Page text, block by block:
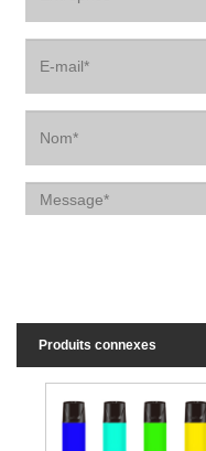
Produits connexes